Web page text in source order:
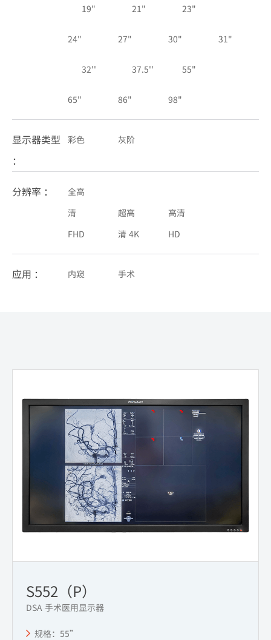
19" 21" 23"
24" 27" 30" 31"
32'' 37.5'' 55"
65" 86" 98"
显示器类型
：
彩色 灰阶
分辨率 ：
全高
清
FHD
超高
清 4K
高清
HD
应用 ： 内窥 手术
S552（P）
DSA 手术医用显示器
规格：55”